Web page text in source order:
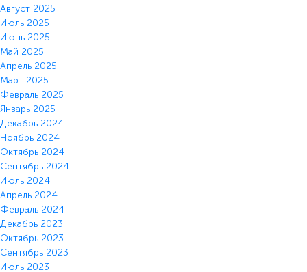
Август 2025
Июль 2025
Июнь 2025
Май 2025
Апрель 2025
Март 2025
Февраль 2025
Январь 2025
Декабрь 2024
Ноябрь 2024
Октябрь 2024
Сентябрь 2024
Июль 2024
Апрель 2024
Февраль 2024
Декабрь 2023
Октябрь 2023
Сентябрь 2023
Июль 2023